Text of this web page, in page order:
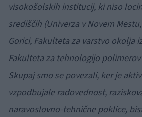
visokošolskih institucij, ki niso
središčih (Univerza v Novem
Gorici, Fakulteta za varstvo okolja
Fakulteta za tehnologijo polimerov
Skupaj smo se povezali, ker je
vzpodbujale radovednost,
naravoslovno-tehnične poklice,